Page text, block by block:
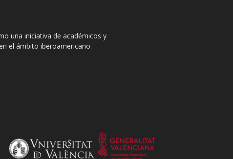
una iniciativa de académicos y
el ámbito iberoamericano.